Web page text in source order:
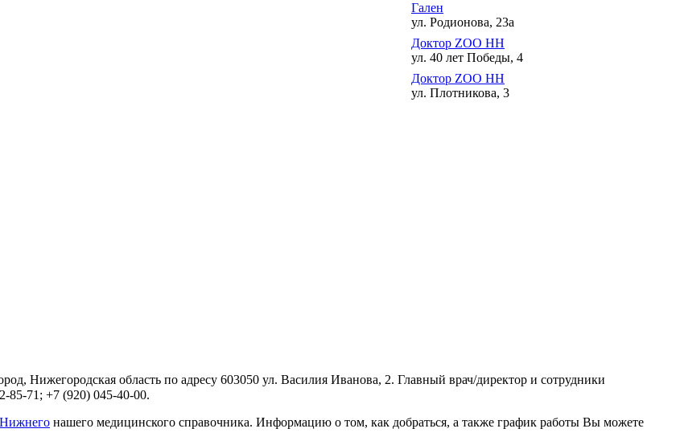
Гален
ул. Родионова, 23а
Доктор ZOO НН
ул. 40 лет Победы, 4
Доктор ZOO НН
ул. Плотникова, 3
Нижегородская область по адресу 603050 ул. Василия Иванова, 2. Главный врач/директор и сотрудники
85-71; +7 (920) 045-40-00.
нашего медицинского справочника. Информацию о том, как добраться, а также график работы Вы можете